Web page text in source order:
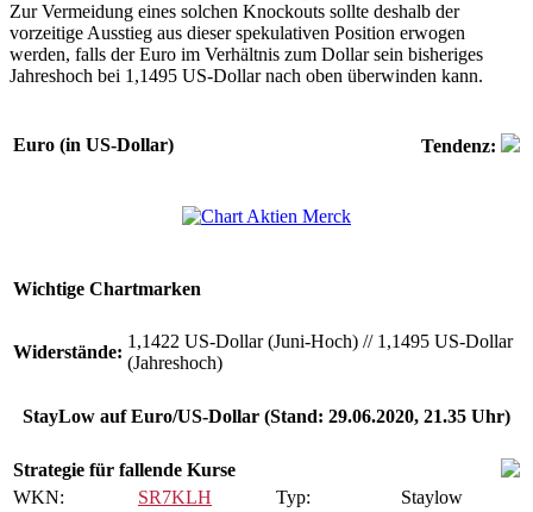
Zur Vermeidung eines solchen Knockouts sollte deshalb der
vorzeitige Ausstieg aus dieser spekulativen Position erwogen
werden, falls der Euro im Verhältnis zum Dollar sein bisheriges
Jahreshoch bei 1,1495 US-Dollar nach oben überwinden kann.
Euro (in US-Dollar) Tendenz:
Wichtige Chartmarken
Widerstände:
1,1422 US-Dollar (Juni-Hoch) //1,1495 US-Dollar
(Jahreshoch)
StayLow auf Euro/US-Dollar (Stand: 29.06.2020, 21.35 Uhr)
Strategie für fallende Kurse
WKN:
SR7KLH Typ:
Staylow